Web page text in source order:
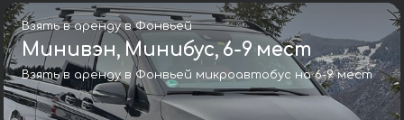
Взять в аренду в Фонвьей
Минивэн, Минибус, 6-9 мест
Взять в аренду в Фонвьей микроавтобус на 6-9 мест